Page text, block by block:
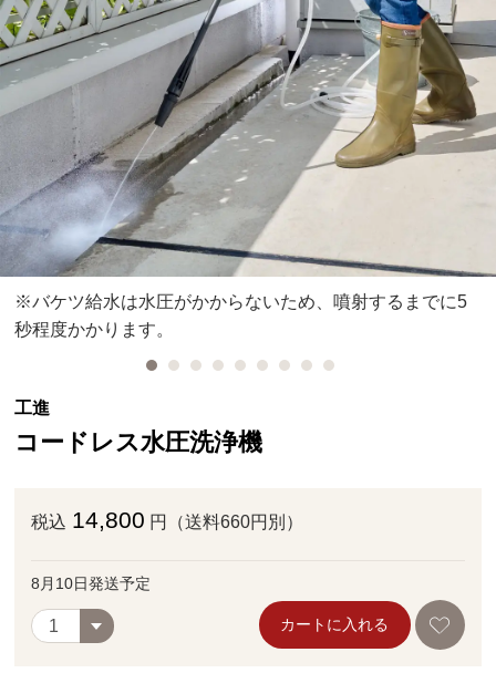
※バケツ給水は水圧がかからないため、噴射するまでに5
秒程度かかります。
工進
コードレス水圧洗浄機
税込 14,800 円（送料660円別）
8月10日発送予定
カートに入れる